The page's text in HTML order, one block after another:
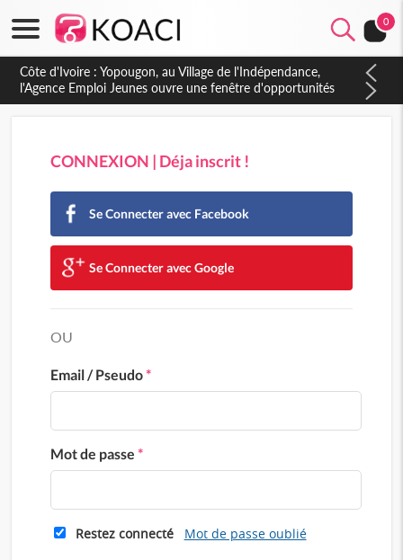
0
Côte d'Ivoire : Yopougon, au Village de l'Indépendance,
l'Agence Emploi Jeunes ouvre une fenêtre d'opportunités
pour la jeunesse ivoirienne
CONNEXION | Déja inscrit !
Se Connecter avec Facebook
Se Connecter avec Google
OU
Email / Pseudo*
Mot de passe *
Restez connecté Mot de passe oublié